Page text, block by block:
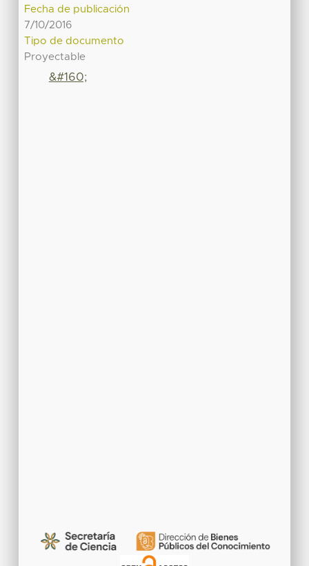
Fecha de publicación
7/10/2016
Tipo de documento
Proyectable
&#160;